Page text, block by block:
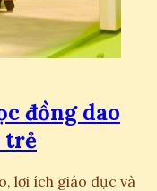
đồng dao
trẻ
lợi ích giáo dục và